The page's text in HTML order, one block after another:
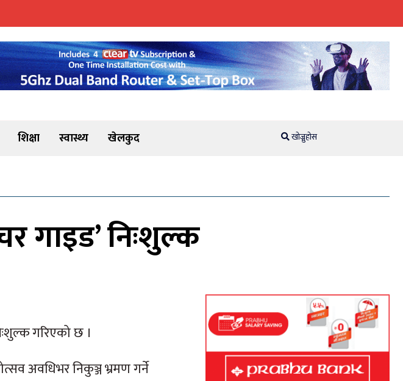
शिक्षा स्वास्थ्य खेलकुद खोज्नुहोस
गाइड’ निःशुल्क
गरिएको छ ।
अवधिभर निकुञ्ज भ्रमण गर्ने